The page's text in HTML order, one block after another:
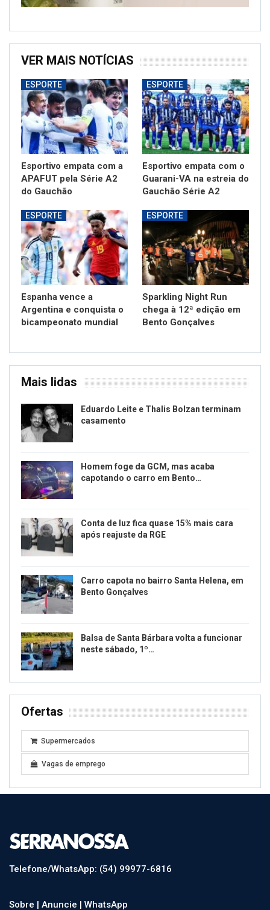
VER MAIS NOTÍCIAS
ESPORTE
Esportivo empata com a
APAFUT pela Série A2
do Gauchão
ESPORTE
Esportivo empata com o
Guarani-VA na estreia do
Gauchão Série A2
ESPORTE
Espanha vence a
Argentina e conquista o
bicampeonato mundial
ESPORTE
Sparkling Night Run
chega à 12ª edição em
Bento Gonçalves
Mais lidas
Eduardo Leite e Thalis Bolzan terminam
casamento
Homem foge da GCM, mas acaba
capotando o carro em Bento…
Conta de luz fica quase 15% mais cara
após reajuste da RGE
Carro capota no bairro Santa Helena, em
Bento Gonçalves
Balsa de Santa Bárbara volta a funcionar
neste sábado, 1º…
Ofertas
Supermercados
Vagas de emprego
Telefone/WhatsApp: (54) 99977-6816
Sobre | Anuncie | WhatsApp